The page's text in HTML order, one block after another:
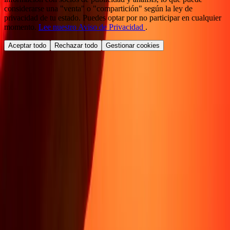
considerarse una "venta" o "compartición" según la ley de
privacidad de tu estado. Puedes optar por no participar en cualquier
momento. Lee nuestro Aviso de Privacidad .
Aceptar todo Rechazar todo Gestionar cookies